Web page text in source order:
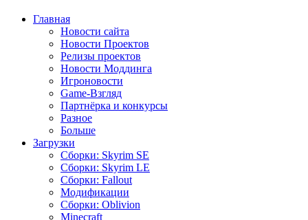
Главная
Новости сайта
Новости Проектов
Релизы проектов
Новости Моддинга
Игроновости
Game-Взгляд
Партнёрка и конкурсы
Разное
Больше
Загрузки
Сборки: Skyrim SE
Сборки: Skyrim LE
Сборки: Fallout
Модификации
Сборки: Oblivion
Minecraft